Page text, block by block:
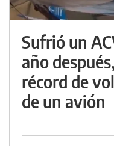
Sufrió un
año
récord de
de un avión